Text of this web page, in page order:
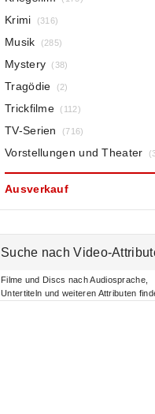
Krimi (316)
Musik (285)
Mystery (38)
Tragödie (2)
Trickfilme (112)
TV-Serien (716)
Vorstellungen und Theater
Ausverkauf
Suche nach Video-
Filme und Discs nach Audiosprache,
Untertiteln und weiteren Attributen